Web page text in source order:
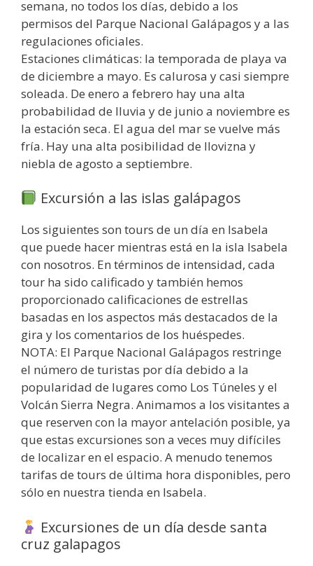
semana, no todos los días, debido a los
permisos del Parque Nacional Galápagos y a las
regulaciones oficiales.
Estaciones climáticas: la temporada de playa va
de diciembre a mayo. Es calurosa y casi siempre
soleada. De enero a febrero hay una alta
probabilidad de lluvia y de junio a noviembre es
la estación seca. El agua del mar se vuelve más
fría. Hay una alta posibilidad de llovizna y
niebla de agosto a septiembre.
Excursión a las islas galápagos
Los siguientes son tours de un día en Isabela
que puede hacer mientras está en la isla Isabela
con nosotros. En términos de intensidad, cada
tour ha sido calificado y también hemos
proporcionado calificaciones de estrellas
basadas en los aspectos más destacados de la
gira y los comentarios de los huéspedes.
NOTA: El Parque Nacional Galápagos restringe
el número de turistas por día debido a la
popularidad de lugares como Los Túneles y el
Volcán Sierra Negra. Animamos a los visitantes a
que reserven con la mayor antelación posible, ya
que estas excursiones son a veces muy difíciles
de localizar en el espacio. A menudo tenemos
tarifas de tours de última hora disponibles, pero
sólo en nuestra tienda en Isabela.
Excursiones de un día desde santa
cruz galapagos